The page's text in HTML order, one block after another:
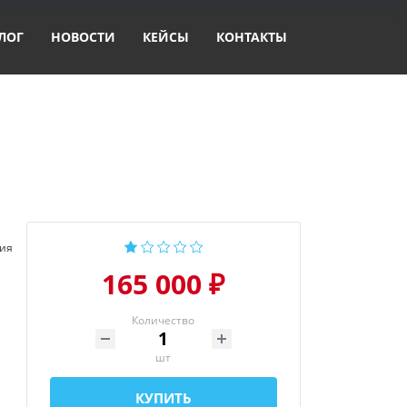
НОВОСТИ КЕЙСЫ КОНТАКТЫ
165 000 ₽
Количество
шт
КУПИТЬ